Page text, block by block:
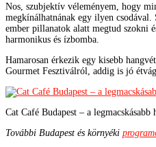
Nos, szubjektív véleményem, hogy
megkínálhatnának egy ilyen
ember pillanatok alatt megtud szokni
harmonikus és ízbomba.
Hamarosan érkezik egy kisebb
Gourmet Fesztiválról, addig is jó
Cat Café Budapest – a legmacskásabb
További Budapest és környéki